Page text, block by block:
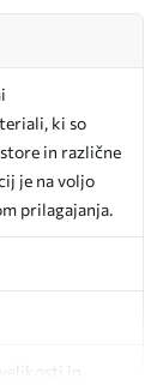
ki so
in različne
je na voljo
prilagajanja.
in